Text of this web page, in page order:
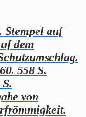
Stempel auf
dem
558 S.
von